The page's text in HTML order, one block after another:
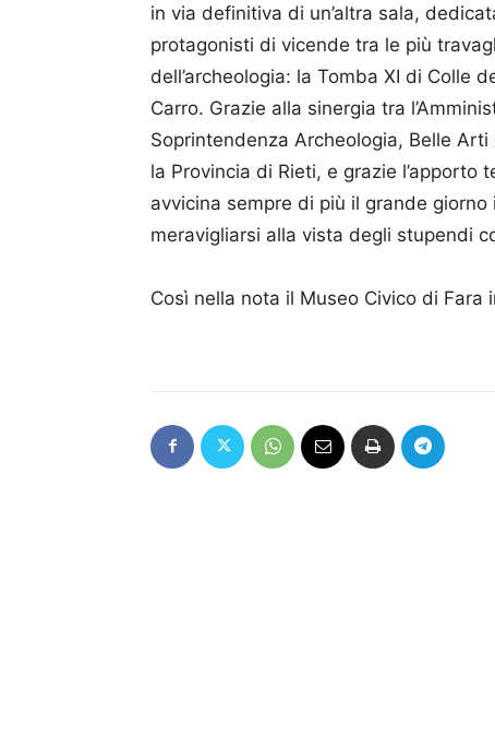
in via definitiva di un’altra sala,
protagonisti di vicende tra le più
dell’archeologia: la Tomba XI di Colle
Carro. Grazie alla sinergia tra
Soprintendenza Archeologia, Belle Arti
la Provincia di Rieti, e grazie
avvicina sempre di più il grande
meravigliarsi alla vista degli stupendi
Così nella nota il Museo Civico di Fara